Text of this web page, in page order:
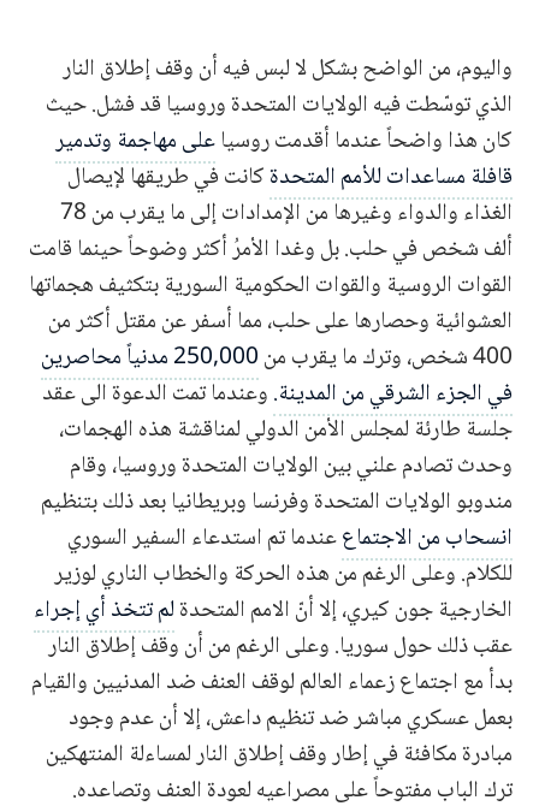
واليوم، من الواضح بشكل لا لبس فيه أن وقف إطلاق النار
الذي توسّطت فيه الولايات المتحدة وروسيا قد فشل. حيث
كان هذا واضحاً عندما أقدمت روسياعلى مهاجمة وتدمير
قافلة مساعدات للأمم المتحدةكانت في طريقها لإيصال
الغذاء والدواء وغيرها من الإمدادات إلى ما يقرب من 78
ألف شخص في حلب. بل وغدا الأمرُ أكثر وضوحاً حينما قامت
القوات الروسية والقوات الحكومية السورية بتكثيف هجماتها
العشوائية وحصارها على حلب، مما أسفر عن مقتل أكثر من
400 شخص، وترك ما يقرب من
250,000 مدنياً محاصرين
في الجزء الشرقي من المدينة.وعندما تمت الدعوة الى عقد
جلسة طارئة لمجلس الأمن الدولي لمناقشة هذه الهجمات،
وحدث تصادم علني بين الولايات المتحدة وروسيا، وقام
مندوبو الولايات المتحدة وفرنسا وبريطانيا بعد ذلك بتنظيم
انسحاب من الاجتماععندما تم استدعاء السفير السوري
للكلام. وعلى الرغم من هذه الحركة والخطاب الناري لوزير
الخارجية جون كيري، إلا أنّ الامم المتحدةلم تتخذ أي إجراء
عقب ذلك حول سوريا. وعلى الرغم من أن وقف إطلاق النار
بدأ مع اجتماع زعماء العالم لوقف العنف ضد المدنيين والقيام
بعمل عسكري مباشر ضد تنظيم داعش، إلا أن عدم وجود
مبادرة مكافئة في إطار وقف إطلاق النار لمساءلة المنتهكين
ترك الباب مفتوحاً على مصراعيه لعودة العنف وتصاعده.